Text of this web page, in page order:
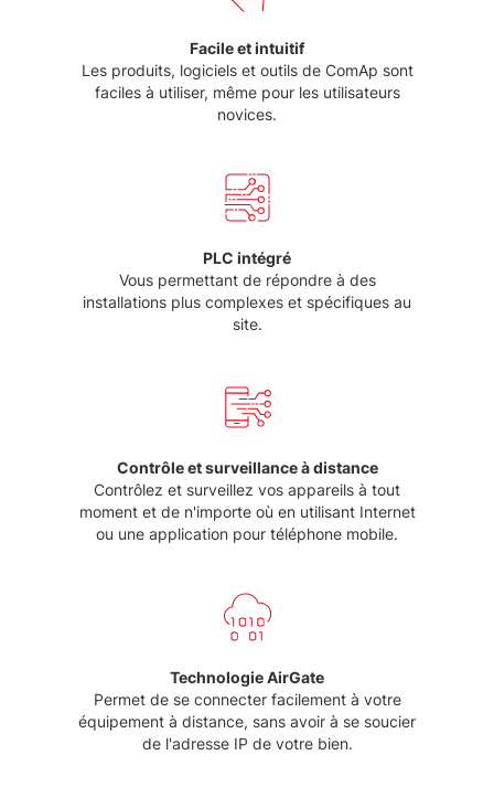
Facile et intuitif
Les produits, logiciels et outils de ComAp sont
faciles à utiliser, même pour les utilisateurs
novices.
PLC intégré
Vous permettant de répondre à des
installations plus complexes et spécifiques au
site.
Contrôle et surveillance à distance
Contrôlez et surveillez vos appareils à tout
moment et de n'importe où en utilisant Internet
ou une application pour téléphone mobile.
Technologie AirGate
Permet de se connecter facilement à votre
équipement à distance, sans avoir à se soucier
de l'adresse IP de votre bien.